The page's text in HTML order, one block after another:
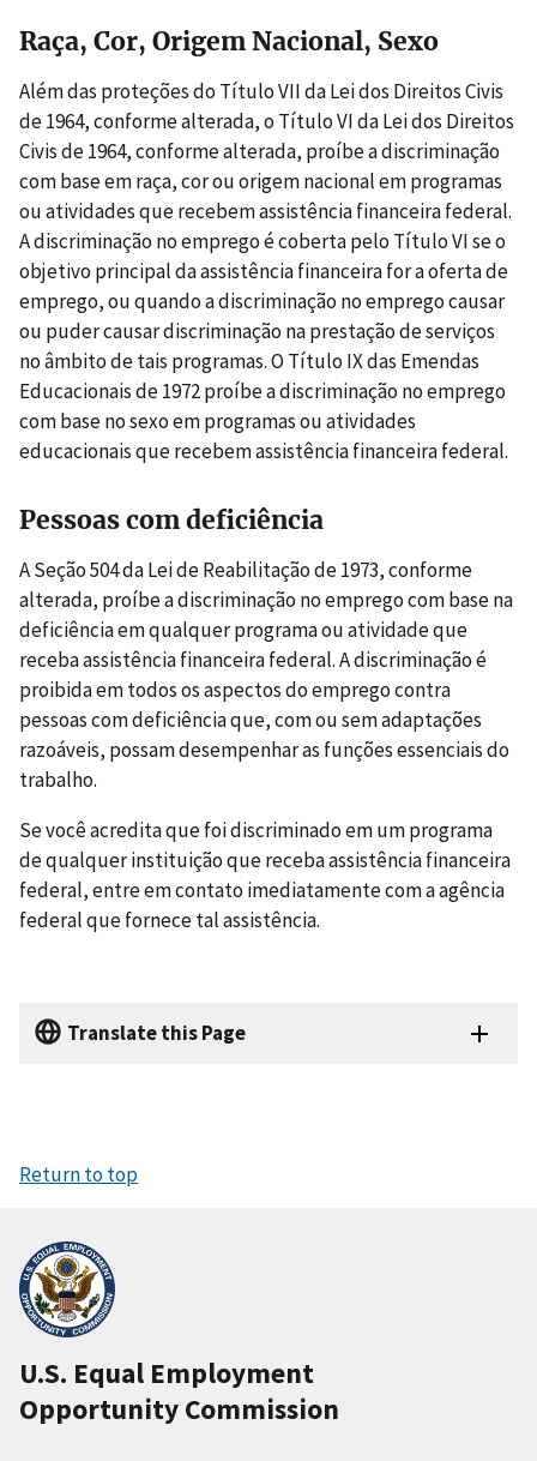
Raça, Cor, Origem Nacional, Sexo
Além das proteções do Título VII da Lei dos Direitos Civis
de 1964, conforme alterada, o Título VI da Lei dos Direitos
Civis de 1964, conforme alterada, proíbe a discriminação
com base em raça, cor ou origem nacional em programas
ou atividades que recebem assistência financeira federal.
A discriminação no emprego é coberta pelo Título VI se o
objetivo principal da assistência financeira for a oferta de
emprego, ou quando a discriminação no emprego causar
ou puder causar discriminação na prestação de serviços
no âmbito de tais programas. O Título IX das Emendas
Educacionais de 1972 proíbe a discriminação no emprego
com base no sexo em programas ou atividades
educacionais que recebem assistência financeira federal.
Pessoas com deficiência
A Seção 504 da Lei de Reabilitação de 1973, conforme
alterada, proíbe a discriminação no emprego com base na
deficiência em qualquer programa ou atividade que
receba assistência financeira federal. A discriminação é
proibida em todos os aspectos do emprego contra
pessoas com deficiência que, com ou sem adaptações
razoáveis, possam desempenhar as funções essenciais do
trabalho.
Se você acredita que foi discriminado em um programa
de qualquer instituição que receba assistência financeira
federal, entre em contato imediatamente com a agência
federal que fornece tal assistência.
Translate this Page
Return to top
U.S. Equal Employment
Opportunity Commission